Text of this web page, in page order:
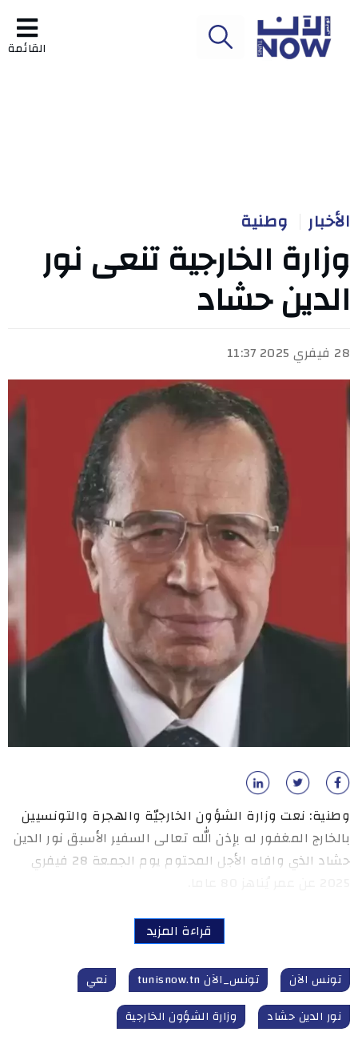
القائمة
الأخبار وطنية
وزارة الخارجية تنعى نور
الدين حشاد
28 فيفري 2025 11:37
وطنية: نعت وزارة الشؤون الخارجيّة والهجرة والتونسيين
بالخارج المغفور له بإذن الله تعالى السفير الأسبق نور الدين
حشاد الذي وافاه الأجل المحتوم يوم الجمعة 28 فيفري
قراءة المزيد
تونس الآن تونس_الآن tunisnow.tn
نعي
نور الدين حشاد
وزارة الشؤون الخارجية